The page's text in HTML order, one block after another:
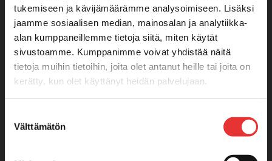
tukemiseen ja kävijämäärämme analysoimiseen. Lisäksi
jaamme sosiaalisen median, mainosalan ja analytiikka-
alan kumppaneillemme tietoja siitä, miten käytät
sivustoamme. Kumppanimme voivat yhdistää näitä
tietoja muihin tietoihin, joita olet antanut heille tai joita on
kerätty, kun olet käyttänyt heidän palvelujaan.
valinta
Välttämätön